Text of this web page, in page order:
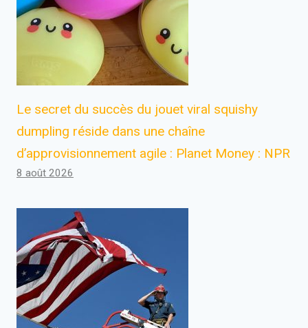
Le secret du succès du jouet viral squishy
dumpling réside dans une chaîne
d’approvisionnement agile : Planet Money : NPR
8 août 2026